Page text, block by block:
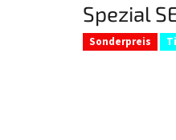
Spezial
Sonderpreis